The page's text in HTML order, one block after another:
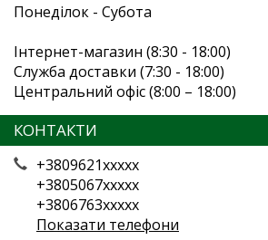
Понеділок - Субота
Інтернет-магазин (8:30 - 18:00)
Служба доставки (7:30 - 18:00)
Центральний офіс (8:00 – 18:00)
КОНТАКТИ
+3809621xxxxx
+3805067xxxxx
+3806763xxxxx
Показати телефони